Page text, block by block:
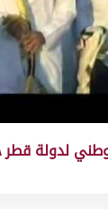
لدولة قطر ١٨-١٢-٢٠١٤